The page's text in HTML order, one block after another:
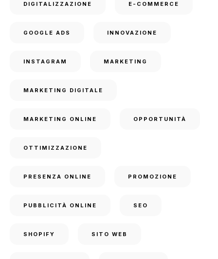
DIGITALIZZAZIONE E-COMMERCE
GOOGLE ADS INNOVAZIONE
INSTAGRAM MARKETING
MARKETING DIGITALE
MARKETING ONLINE OPPORTUNITÀ
OTTIMIZZAZIONE
PRESENZA ONLINE PROMOZIONE
PUBBLICITÀ ONLINE SEO
SHOPIFY SITO WEB